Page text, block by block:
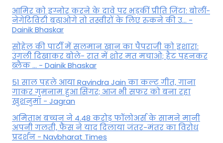
आमिर को इग्नोर करने के दावे पर भड़कीं प्रीति जिंटा: बोलीं-
नेगेटिविटी बढ़ाओगे तो तस्वीरों के लिए रुकने की उ... -
Dainik Bhaskar
सोहेल की पार्टी में सलमान खान का पैपराजी को इशारा:
उंगली दिखाकर बोले- रात में शोर मत मचाओ; हैट पहनकर
ब्लैक ... - Dainik Bhaskar
51 साल पहले आया Ravindra Jain का कल्ट गीत, गाना
गाकर गुमनाम हुआ सिंगर; आज भी सफर को बना रहा
खुशनुमा - Jagran
अमिताभ बच्चन ने 4.48 करोड़ फॉलोअर्स के सामने मानी
अपनी गलती, फैंस ने याद दिलाया जंतर-मंतर का विरोध
प्रदर्शन - Navbharat Times